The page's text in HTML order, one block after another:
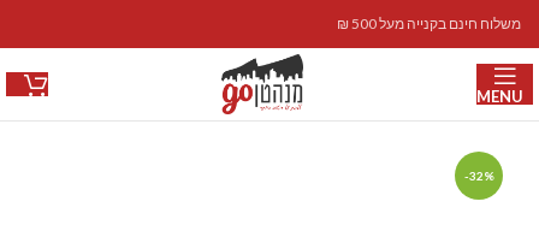
משלוח חינם בקנייה מעל 500 ₪
MENU
-32%